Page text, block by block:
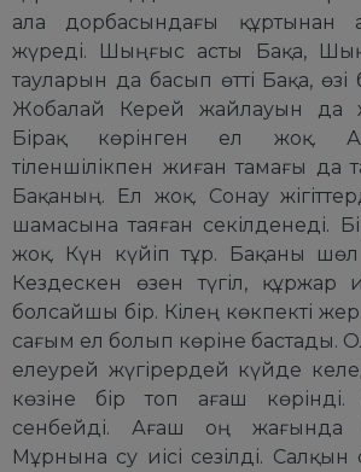
ала дорбасындағы құртынан
жүреді. Шыңғыс асты Бақа,
тауларын да басып өтті Бақа, өзі
Жобалай Керей жайлауын да
Бірақ көрінген ел жоқ.
тіленшілікпен жиған тамағы да
Бақаның. Ел жоқ. Сонау
шамасына таяған секілденеді.
жоқ. Күн күйіп тұр. Бақаны
Кездескен өзен түгіл, құржар
болсайшы бір. Кілең көкпекті
сағым ел болып көріне бастады.
елеурей жүгірердей күйде
көзіне бір топ ағаш
сенбейді. Ағаш оң жағында
Мұрнына су иісі сезілді. Салқын